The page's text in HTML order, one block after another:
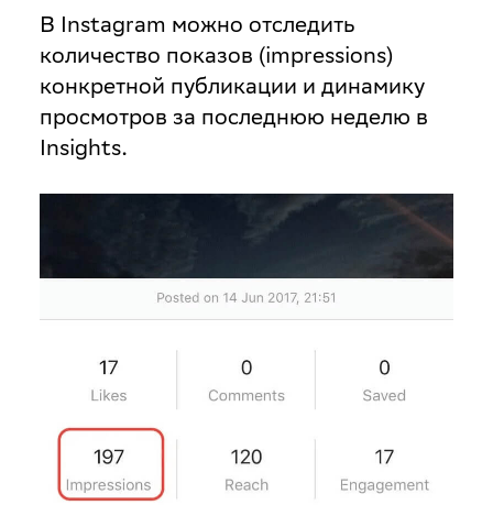
В Instagram можно отследить
количество показов (impressions)
конкретной публикации и динамику
просмотров за последнюю неделю в
Insights.